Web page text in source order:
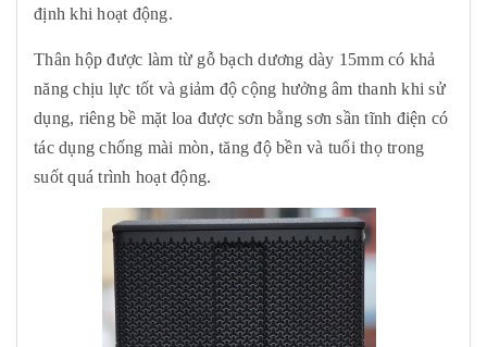
định khi hoạt động.
Thân hộp được làm từ gỗ bạch dương dày 15mm có khả
năng chịu lực tốt và giảm độ cộng hưởng âm thanh khi sử
dụng, riêng bề mặt loa được sơn bằng sơn sần tĩnh điện có
tác dụng chống mài mòn, tăng độ bền và tuổi thọ trong
suốt quá trình hoạt động.